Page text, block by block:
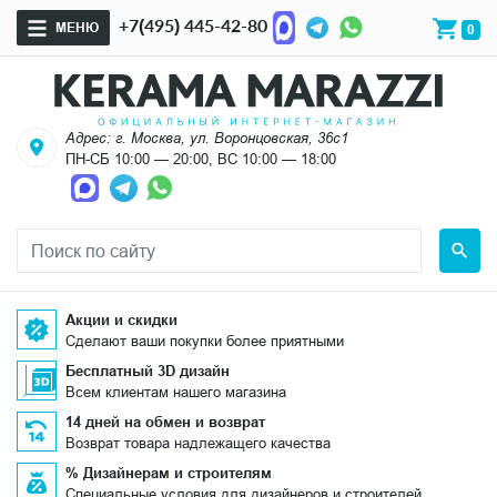
МЕНЮ +7(495) 445-42-80 0
Адрес: г. Москва, ул. Воронцовская, 36с1
ПН-СБ 10:00 — 20:00, ВС 10:00 — 18:00
Акции и скидки
Сделают ваши покупки более приятными
Бесплатный 3D дизайн
Всем клиентам нашего магазина
14 дней на обмен и возврат
Возврат товара надлежащего качества
% Дизайнерам и строителям